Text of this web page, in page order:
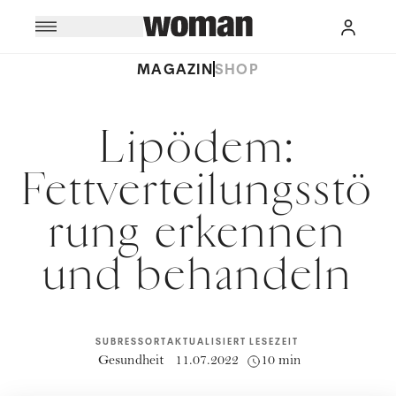
MAGAZINSHOP
Lipödem:
Fettverteilungsstö
rung erkennen
und behandeln
SUBRESSORT
Gesundheit
AKTUALISIERT
11.07.2022
LESEZEIT
10 min